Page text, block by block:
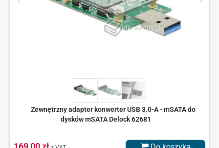
Zewnętrzny adapter konwerter USB 3.0-A - mSATA do
dysków mSATA Delock 62681